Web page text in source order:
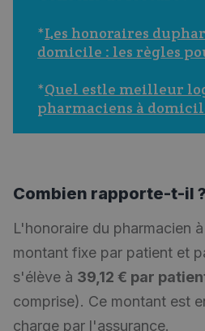
*Les honoraires
domicile : les règles
*Quel estle meilleur
pharmaciens à
Combien rapporte-t-il ?
L'honoraire du pharmacien
montant fixe par patient et
s'élève à 39,12 € par
comprise). Ce montant est
charge par l'assurance.